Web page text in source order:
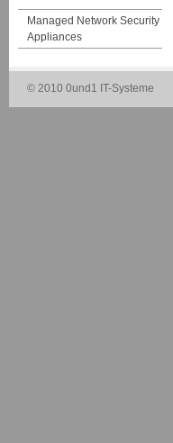
Managed Network Security
Appliances
© 2010 0und1 IT-Systeme